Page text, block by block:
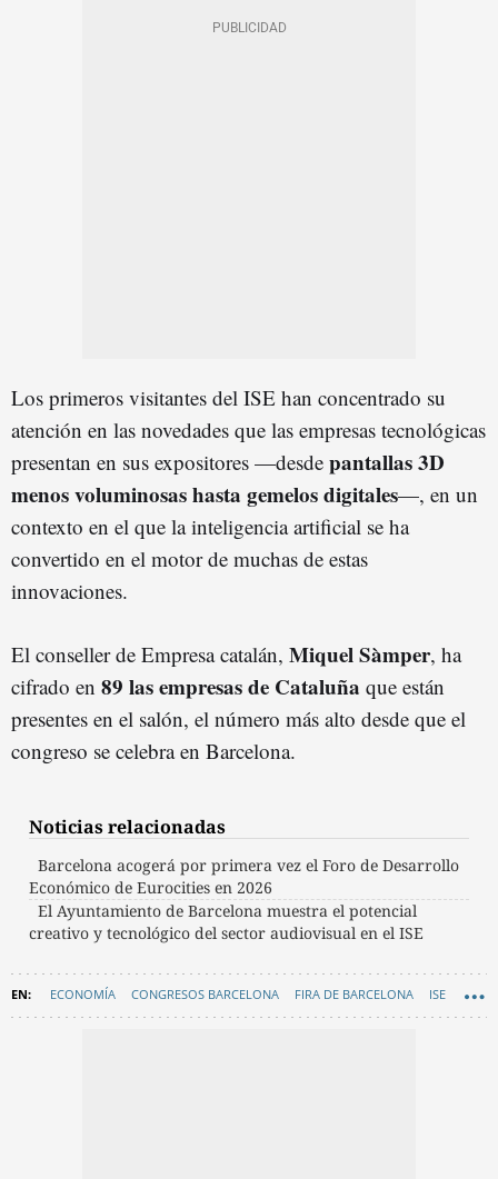
Los primeros visitantes del ISE han concentrado su
atención en las novedades que las empresas tecnológicas
presentan en sus expositores —desde pantallas 3D
menos voluminosas hasta gemelos digitales—, en un
contexto en el que la inteligencia artificial se ha
convertido en el motor de muchas de estas
innovaciones.
El conseller de Empresa catalán, Miquel Sàmper, ha
cifrado en 89 las empresas de Cataluña que están
presentes en el salón, el número más alto desde que el
congreso se celebra en Barcelona.
Noticias relacionadas
Barcelona acogerá por primera vez el Foro de Desarrollo
Económico de Eurocities en 2026
El Ayuntamiento de Barcelona muestra el potencial
creativo y tecnológico del sector audiovisual en el ISE
ECONOMÍA CONGRESOS BARCELONA FIRA DE BARCELONA ISE